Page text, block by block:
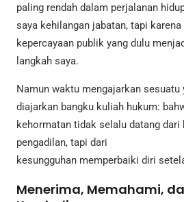
paling rendah dalam perjalanan
saya kehilangan jabatan, tapi
kepercayaan publik yang dulu
langkah saya.
Namun waktu mengajarkan sesuatu
diajarkan bangku kuliah hukum:
kehormatan tidak selalu datang dari
pengadilan, tapi dari
kesungguhan memperbaiki diri
Menerima, Memahami,